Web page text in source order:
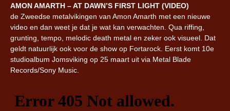
AMON AMARTH – AT DAWN’S FIRST LIGHT (VIDEO)
de Zweedse metalvikingen van Amon Amarth met een nieuwe
video en dan weet je dat je wat kan verwachten. Qua riffing,
grunting, tempo, melodic death metal en zeker ook visueel. Dat
geldt natuurlijk ook voor de show op Fortarock. Eerst komt 10e
studioalbum Jomsviking op 25 maart uit via Metal Blade
Records/Sony Music.